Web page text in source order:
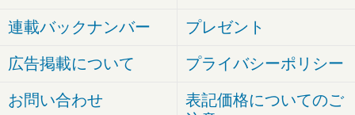
連載バックナンバー プレゼント
広告掲載について プライバシーポリシー
お問い合わせ
表記価格についてのご